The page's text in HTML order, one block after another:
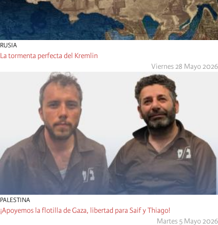
RUSIA
La tormenta perfecta del Kremlin
Viernes 28 Mayo 2026
PALESTINA
¡Apoyemos la flotilla de Gaza, libertad para Saif y Thiago!
Martes 5 Mayo 2026